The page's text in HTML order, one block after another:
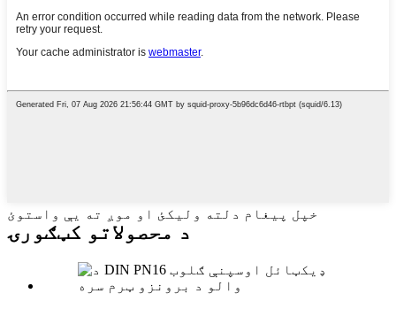
خپل پیغام دلته ولیکئ او موږ ته یې واستوئ
د محصولاتو کټګورۍ